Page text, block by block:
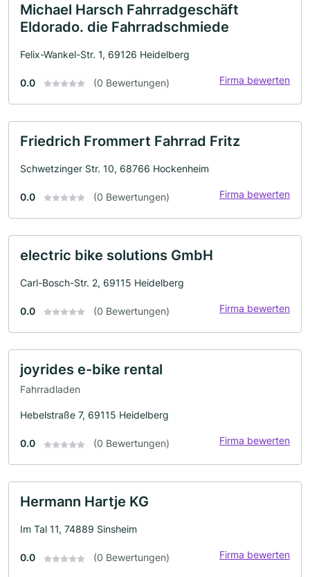
Michael Harsch Fahrradgeschäft
Eldorado. die Fahrradschmiede
Felix-Wankel-Str. 1, 69126 Heidelberg
0.0 (0 Bewertungen) Firma bewerten
Friedrich Frommert Fahrrad Fritz
Schwetzinger Str. 10, 68766 Hockenheim
0.0 (0 Bewertungen) Firma bewerten
electric bike solutions GmbH
Carl-Bosch-Str. 2, 69115 Heidelberg
0.0 (0 Bewertungen) Firma bewerten
joyrides e-bike rental
Fahrradladen
Hebelstraße 7, 69115 Heidelberg
0.0 (0 Bewertungen) Firma bewerten
Hermann Hartje KG
Im Tal 11, 74889 Sinsheim
0.0 (0 Bewertungen) Firma bewerten